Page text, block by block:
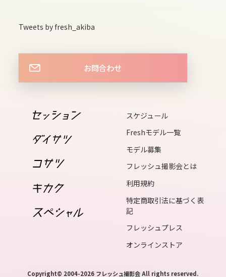
13
14
15
wed
thu
Tweets by fresh_akiba
お問合わせ
スケジュール
Freshモデル一覧
モデル募集
フレッシュ撮影会とは
利用規約
特定商取引法に基づく表
記
フレッシュプレス
オンラインストア
Copyright© 2004-2026 フレッシュ撮影会 All rights reserved.